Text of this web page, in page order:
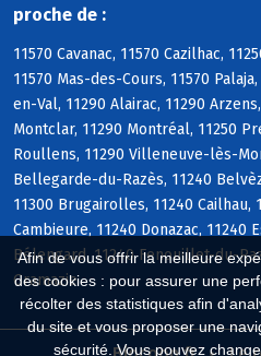
Afin de vous offrir la meilleure
des cookies : pour assurer une
récolter des statistiques afin
du site et vous proposer une
sécurité. Vous pouvez
proche de :
11570 Cavanac, 11570 Cazilhac,
11570 Mas-des-Cours, 11570
en-Val, 11290 Alairac, 11290
Montclar, 11290 Montréal, 11250
Roullens, 11290 Villeneuve-lès-
Bellegarde-du-Razès, 11240
11300 Brugairolles, 11240 Cailhau,
Cambieure, 11240 Donazac, 11240
Bélengard, 11240 Fenouillet-du-
Gramazie